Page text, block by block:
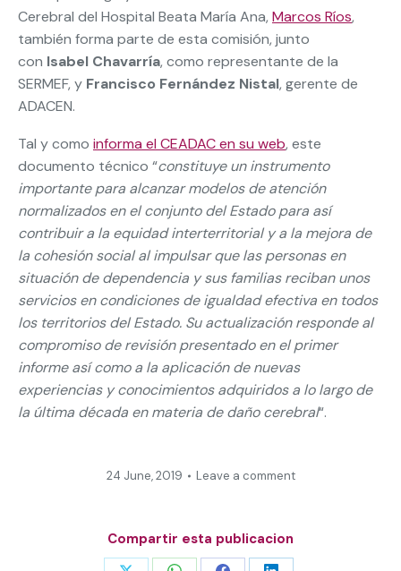
Cerebral del Hospital Beata María Ana, Marcos Ríos,
también forma parte de esta comisión, junto
con Isabel Chavarría, como representante de la
SERMEF, y Francisco Fernández Nistal, gerente de
ADACEN.
Tal y como informa el CEADAC en su web, este
documento técnico “constituye un instrumento
importante para alcanzar modelos de atención
normalizados en el conjunto del Estado para así
contribuir a la equidad interterritorial y a la mejora de
la cohesión social al impulsar que las personas en
situación de dependencia y sus familias reciban unos
servicios en condiciones de igualdad efectiva en todos
los territorios del Estado. Su actualización responde al
compromiso de revisión presentado en el primer
informe así como a la aplicación de nuevas
experiencias y conocimientos adquiridos a lo largo de
la última década en materia de daño cerebral“.
24 June, 2019 Leave a comment
Compartir esta publicacion